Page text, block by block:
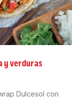
y verduras
Dulcesol con